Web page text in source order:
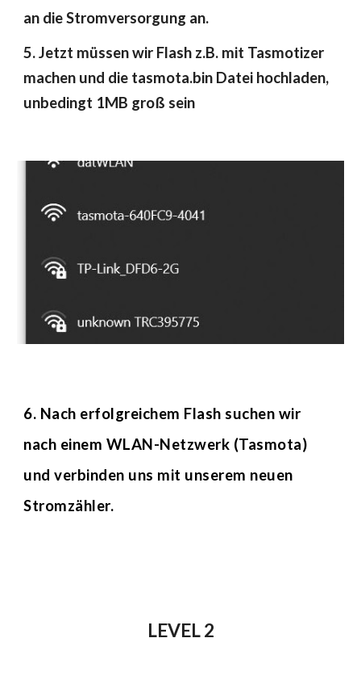
an die Stromversorgung an.
5. Jetzt müssen wir Flash z.B. mit Tasmotizer
machen und die tasmota.bin Datei hochladen,
unbedingt 1MB groß sein
6. Nach erfolgreichem Flash suchen wir
nach einem WLAN-Netzwerk (Tasmota)
und verbinden uns mit unserem neuen
Stromzähler.
LEVEL 2